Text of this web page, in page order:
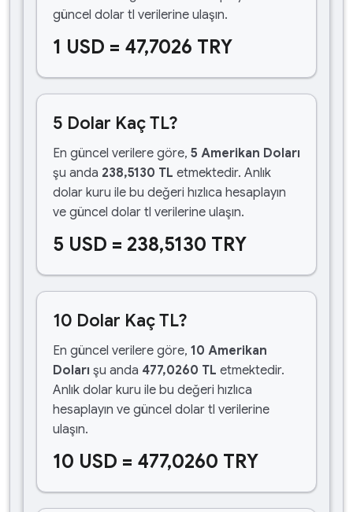
güncel dolar tl verilerine ulaşın.
1 USD = 47,7026 TRY
5 Dolar Kaç TL?
En güncel verilere göre, 5 Amerikan Doları
şu anda 238,5130 TL etmektedir. Anlık
dolar kuru ile bu değeri hızlıca hesaplayın
ve güncel dolar tl verilerine ulaşın.
5 USD = 238,5130 TRY
10 Dolar Kaç TL?
En güncel verilere göre, 10 Amerikan
Doları şu anda 477,0260 TL etmektedir.
Anlık dolar kuru ile bu değeri hızlıca
hesaplayın ve güncel dolar tl verilerine
ulaşın.
10 USD = 477,0260 TRY